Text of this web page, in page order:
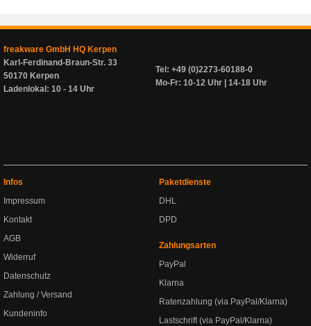
freakware GmbH HQ Kerpen
Karl-Ferdinand-Braun-Str. 33
50170 Kerpen
Ladenlokal: 10 - 14 Uhr
Tel: +49 (0)2273-60188-0
Mo-Fr: 10-12 Uhr | 14-18 Uhr
Infos
Impressum
Kontakt
AGB
Widerruf
Datenschutz
Zahlung / Versand
Kundeninfo
Paketdienste
DHL
DPD
Zahlungsarten
PayPal
Klarna
Ratenzahlung (via PayPal/Klarna)
Lastschrift (via PayPal/Klarna)